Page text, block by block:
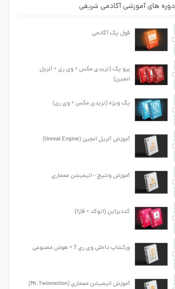
دوره های آموزشی آکادمی شریفی
فول پک آکادمی
پرو پک (تریدی مکس + وی ری + آنریل
انجین)
پک ویژه (تریدی مکس + وی ری)
آموزش آنریل انجین (Unreal Engine)
آموزش ونتیج - انیمیشن معماری
کددیزاین (اتوکد + فاز1)
ورکشاپ داخلی وی ری 7 + هوش مصنوعی
آموزش انیمیشن معماری (Mr.Twinmotion)